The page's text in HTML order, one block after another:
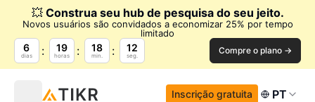
💥 Construa seu hub de pesquisa do seu jeito.
Novos usuários são convidados a economizar 25% por tempo
limitado
6
dias
19
horas
18
min.
10
seg. Compre o plano →
Inscrição gratuita PT